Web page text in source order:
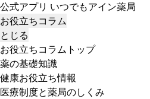
公式アプリ いつでもアイン薬局
お役立ちコラム
とじる
お役立ちコラムトップ
薬の基礎知識
健康お役立ち情報
医療制度と薬局のしくみ